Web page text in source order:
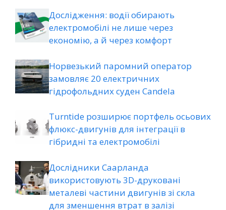
Дослідження: водії обирають
електромобілі не лише через
економію, а й через комфорт
Норвезький паромний оператор
замовляє 20 електричних
гідрофольдних суден Candela
Turntide розширює портфель осьових
флюкс-двигунів для інтеграції в
гібридні та електромобілі
Дослідники Саарланда
використовують 3D-друковані
металеві частини двигунів зі скла
для зменшення втрат в залізі